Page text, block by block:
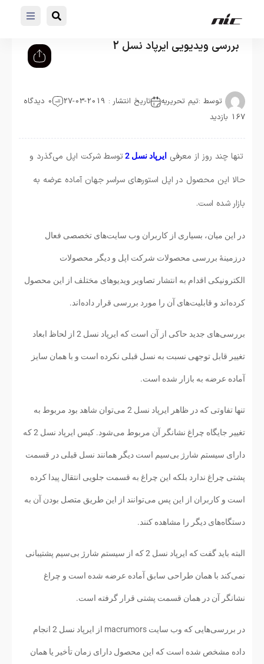
بررسی ویدیویی ایرپاد نسل 2
توسط :تیم تحریریه تاریخ انتشار : 2019-03-27
0 دیدگاه
167 بازدید
تنها چند روز از معرفی ایرپاد نسل 2
توسط شرکت اپل می‌گذرد و
حالا این محصول در اپل استورهای سراسر جهان آماده عرضه به
بازار شده است.
در این میان، بسیاری از کاربران وب سایت‌های تخصصی فعال
درزمینهٔ بررسی محصولات شرکت اپل و دیگر محصولات
الکترونیکی اقدام به انتشار تصاویر ویدیوهای مختلف از این محصول
کرده‌اند و قابلیت‌های آن را مورد بررسی قرار داده‌اند.
بررسی‌های جدید حاکی از آن است که ایرپاد نسل 2 از لحاظ ابعاد
تغییر قابل توجهی نسبت به نسل قبلی نکرده است و با همان سایز
آماده عرضه به بازار شده است.
تنها تفاوتی که در ظاهر ایرپاد نسل 2 می‌توان شاهد بود مربوط به
تغییر جایگاه چراغ نشانگر آن مربوط می‌شود. کیس ایرپاد نسل 2 که
دارای سیستم شارژ بی‌سیم است دیگر همانند نسل قبلی در قسمت
پشتی چراغ ندارد بلکه این چراغ به قسمت جلویی انتقال پیدا کرده
است و کاربران از این پس می‌توانند از این طریق متصل بودن آن به
دستگاه‌های دیگر را مشاهده کنند.
البته باید گفت که ایرپاد نسل 2 که از سیستم شارژ بی‌سیم پشتیبانی
نمی‌کند با همان طراحی سابق آماده عرضه شده است و چراغ
نشانگر آن در همان قسمت پشتی قرار گرفته است.
در بررسی‌هایی که وب سایت macrumors از ایرپاد نسل 2 انجام
داده مشخص شده است که این محصول دارای زمان تأخیر یا همان